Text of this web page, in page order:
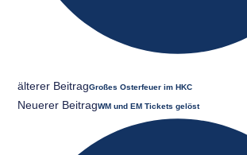
Älterer BeitragGroßes Osterfeuer im HKC
Neuerer BeitragWM und EM Tickets gelöst